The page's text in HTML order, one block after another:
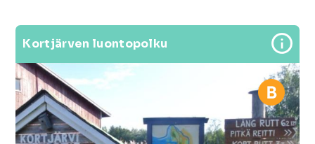
Kortjärven luontopolku